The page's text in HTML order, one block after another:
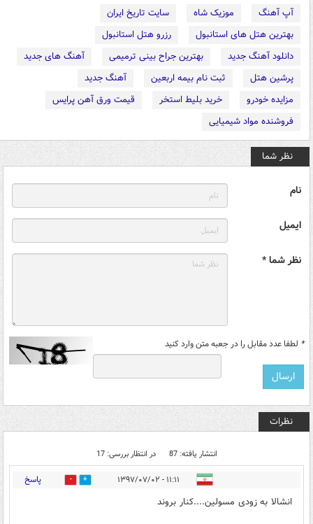
آپ آهنگ موزیک شاه
سایت تاریخ ایران
بهترین هتل های استانبول
رزرو هتل استانبول
دانلود آهنگ جدید
بهترین جراح بینی ترمیمی
آهنگ های جدید
پرشین هتل
ثبت نام بیمه اربعین
آهنگ جدید
مزایده خودرو
خرید بلیط استخر
قیمت ورق آهن پرایس
فروشنده مواد شیمیایی
نظر شما
نام
ایمیل
نظر شما *
* لطفا عدد مقابل را در جعبه متن وارد کنید
نظرات
انتشار یافته: 87 در انتظار بررسی: 17
۱۱:۱۱ - ۱۳۹۷/۰۷/۰۲ 136 پاسخ
انشالا به زودی مسولین....کنار بروند